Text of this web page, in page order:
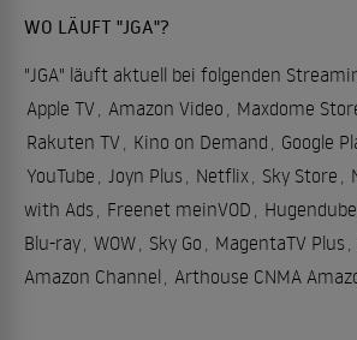
WO LÄUFT "JGA"?
"JGA" läuft aktuell bei folgenden
Apple TV Amazon Video Maxdome
Rakuten TV Kino on Demand Google
YouTube
Joyn Plus Netflix Sky Store
with Ads Freenet meinVOD
Blu-ray WOW Sky Go MagentaTV Plus
Amazon Channel
Arthouse CNMA